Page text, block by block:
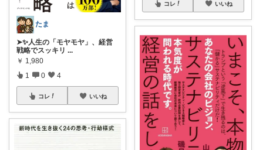
たま
➤✨人生の「モヤモヤ」、経営
戦略でスッキリ ...
￥ 1,980
1 0 4
コレ いいね
コレ いいね